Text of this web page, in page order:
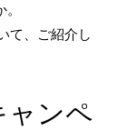
て、ご紹介し
ャンペ